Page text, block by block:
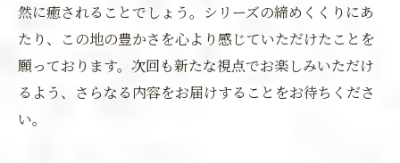
然に癒されることでしょう。シリーズの締めくくりにあ
たり、この地の豊かさを心より感じていただけたことを
願っております。次回も新たな視点でお楽しみいただけ
るよう、さらなる内容をお届けすることをお待ちくださ
い。